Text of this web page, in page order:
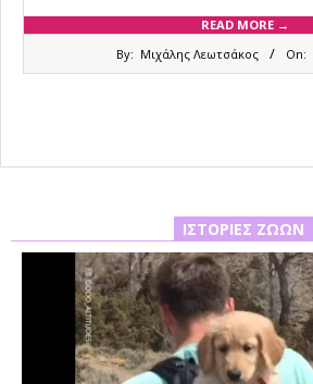
READ MORE →
By: Μιχάλης Λεωτσάκος On:
ΙΣΤΟΡΊΕΣ ΖΏΩΝ